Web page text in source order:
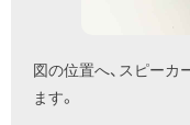
図の位置へ、スピー
ます。